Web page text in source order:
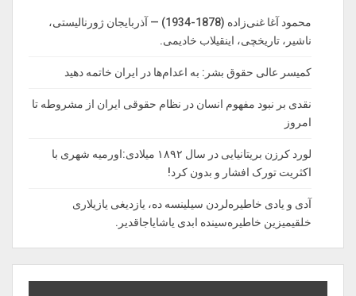
محمود آغا غنی‌زاده (1878-1934) — آذربایجان ژورنالیستی،
ناشیر، تاریخچی، اینقیلاب خادیمی.
کمیسر عالی حقوق بشر: به اعدام‌ها در ایران خاتمه دهید
نقدی بر نبود مفهوم انسان در نظام حقوقی ایران از مشروطه تا
امروز
لورد کرزن بریتانیایی در سال ۱۸۹۲ میلادی:اورمیه شهری با
اکثریت تورک افشار و بدون کرد!
آدی و یادی خاطیره‌لردن سیلینسه ده، یازدیغی یازیلاری
خلقیمیزین خاطیره‌سینده ابدی یاشایاجاقدیر.